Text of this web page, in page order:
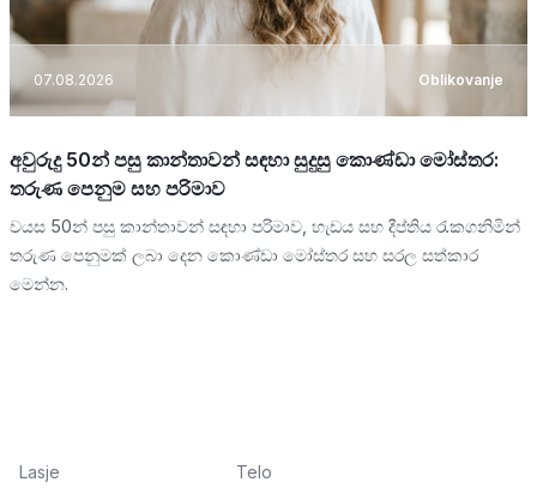
07.08.2026 Oblikovanje
අවුරුදු 50න් පසු කාන්තාවන් සඳහා සුදුසු කොණ්ඩා මෝස්තර:
තරුණ පෙනුම සහ පරිමාව
වයස 50න් පසු කාන්තාවන් සඳහා පරිමාව, හැඩය සහ දීප්තිය රැකගනිමින්
තරුණ පෙනුමක් ලබා දෙන කොණ්ඩා මෝස්තර සහ සරල සත්කාර
මෙන්න.
Lasje
Telo